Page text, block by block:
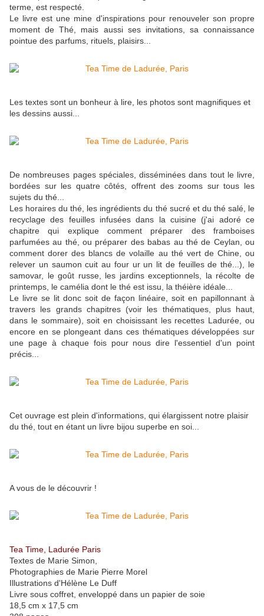
terme, est respecté.
Le livre est une mine d'inspirations pour renouveler son propre
moment de Thé, mais aussi ses invitations, sa connaissance
pointue des parfums, rituels, plaisirs...
Les textes sont un bonheur à lire, les photos sont magnifiques et
les dessins aussi...
De nombreuses pages spéciales, disséminées dans tout le livre,
bordées sur les quatre côtés, offrent des zooms sur tous les
sujets du thé...
Les horaires du thé, les ingrédients du thé sucré et du thé salé, le
recyclage des feuilles infusées dans la cuisine (j'ai adoré ce
chapitre qui explique comment préparer des framboises
parfumées au thé, ou préparer des babas au thé de Ceylan, ou
comment dorer des blancs de volaille au thé vert de Chine, ou
relever un saumon cuit au four ur un lit de feuilles de thé...), le
samovar, le goût russe, les jardins exceptionnels, la récolte de
printemps, le camélia dont le thé est issu, la théière idéale...
Le livre se lit donc soit de façon linéaire, soit en papillonnant à
travers les grands chapitres (voir les thématiques, plus haut,
dans le sommaire), soit en choisissant les recettes Ladurée, ou
encore en se plongeant dans ces thématiques développées sur
une page à chaque fois pour nous dire l'essentiel d'un point
précis...
Cet ouvrage est plein d'informations, qui élargissent notre plaisir
du thé, tout en étant un livre bijou superbe en soi...
A vous de le découvrir !
Tea Time, Ladurée Paris
Textes de Marie Simon,
Photographies de Marie Pierre Morel
Illustrations d'Hélène Le Duff
Livre sous coffret, enveloppé dans un papier de soie
18,5 cm x 17,5 cm